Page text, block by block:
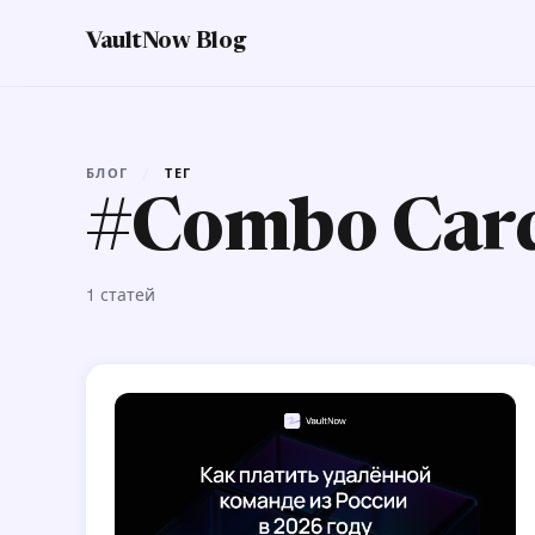
VaultNow Blog
БЛОГ ТЕГ
#Combo
1 статей